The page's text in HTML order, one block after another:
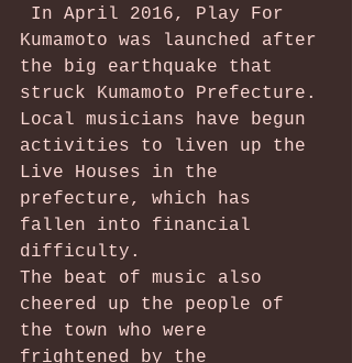
Kumamoto was launched after
the big earthquake that
struck Kumamoto Prefecture.
Local musicians have begun
activities to liven up the
Live Houses in the
prefecture, which has
fallen into financial
difficulty.
The beat of music also
cheered up the people of
the town who were
frightened by the